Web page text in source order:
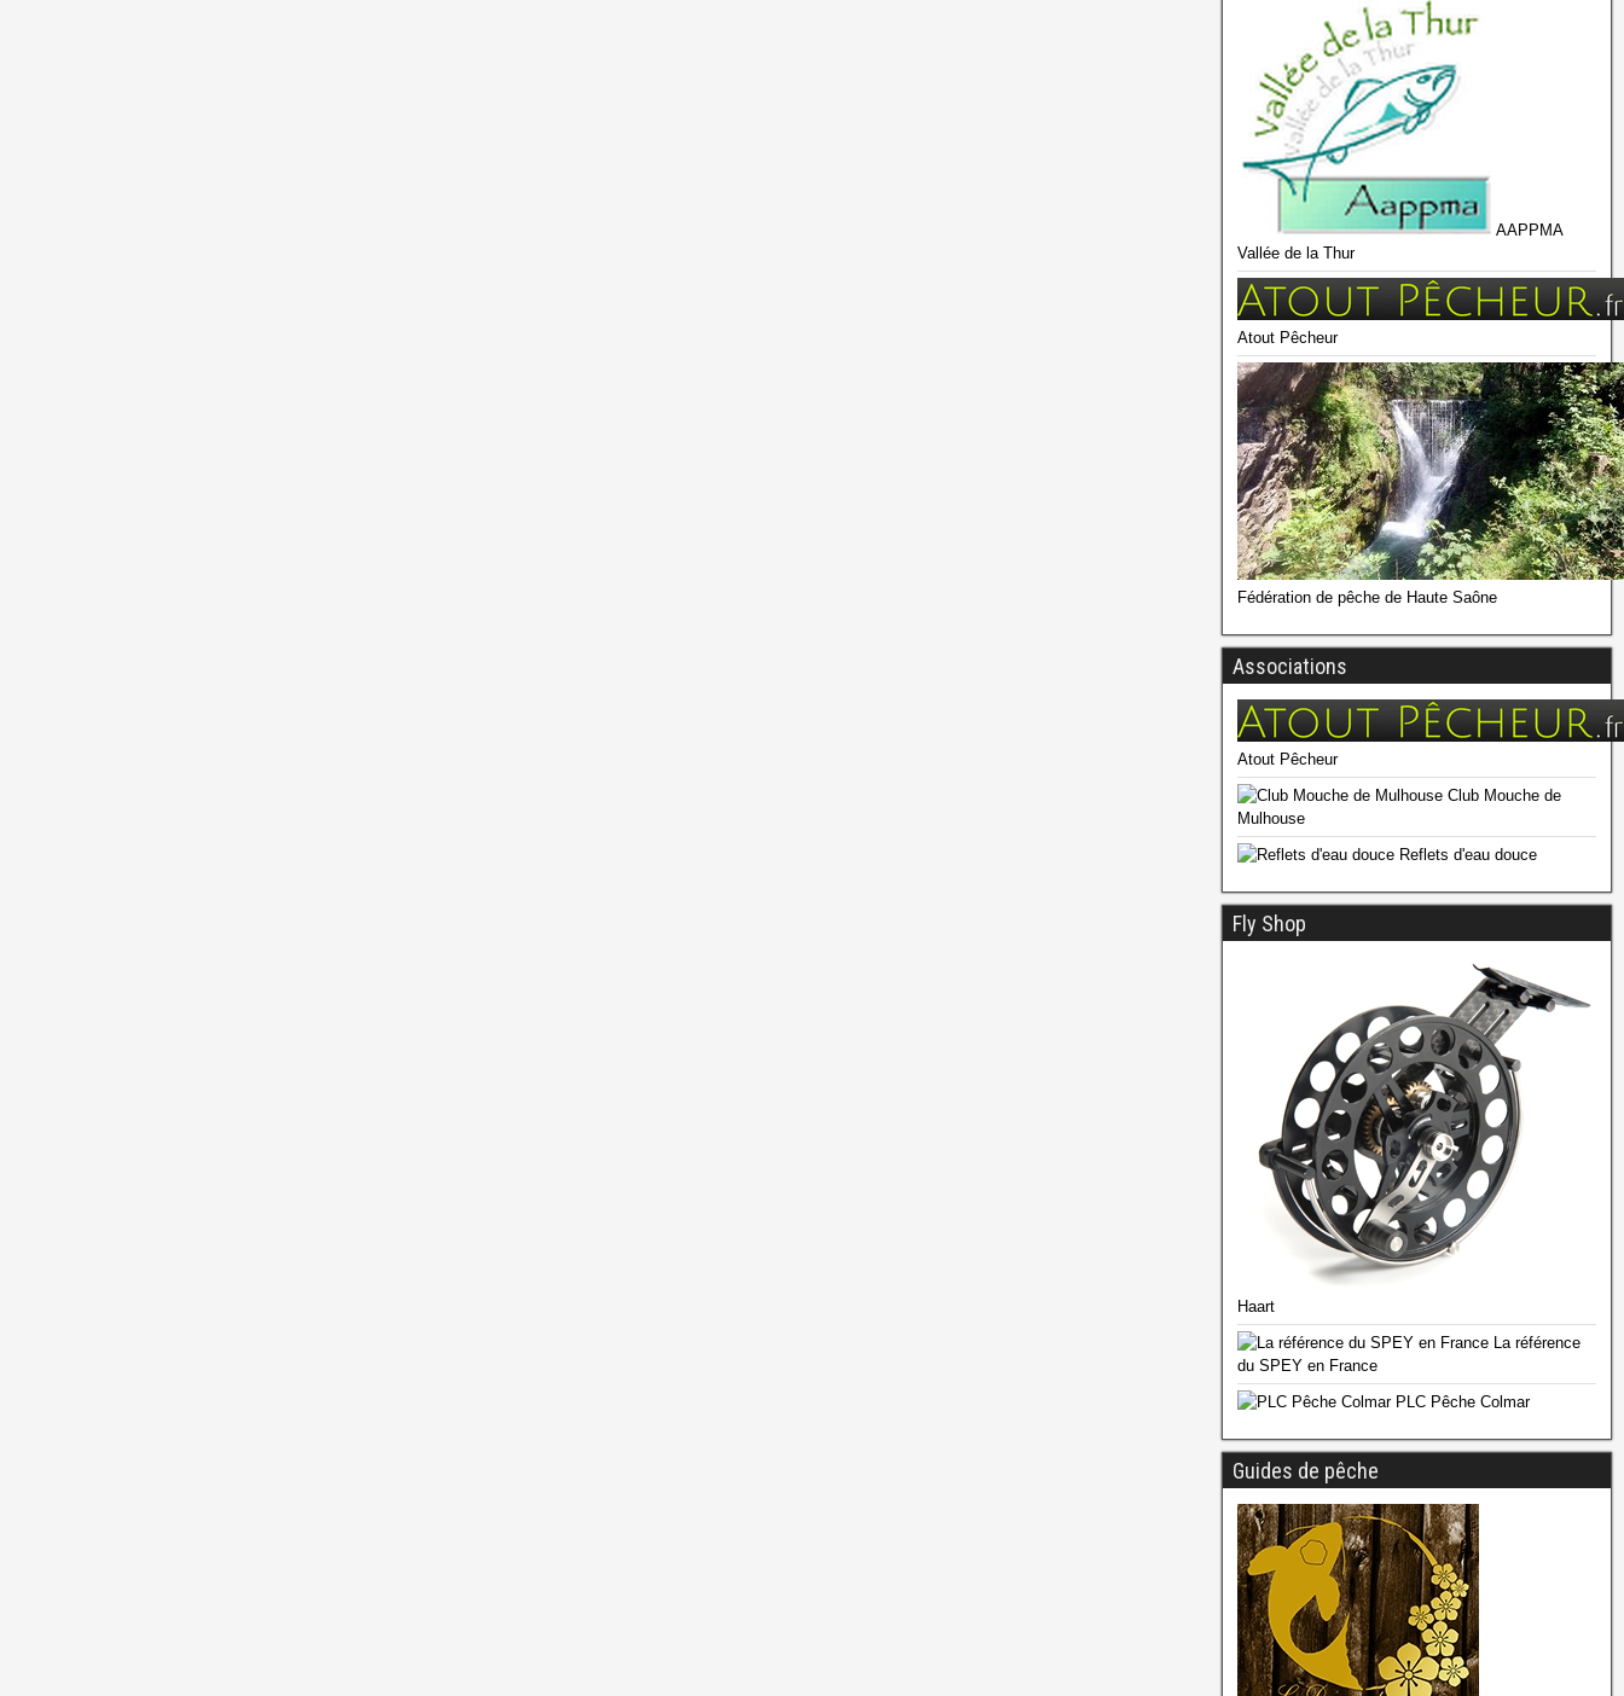
AAPPMA
Vallée de la Thur
Atout Pêcheur
Fédération de pêche de Haute Saône
Associations
Atout Pêcheur
Club Mouche de
Mulhouse
Reflets d'eau douce
Fly Shop
Haart
La référence
du SPEY en France
PLC Pêche Colmar
Guides de pêche